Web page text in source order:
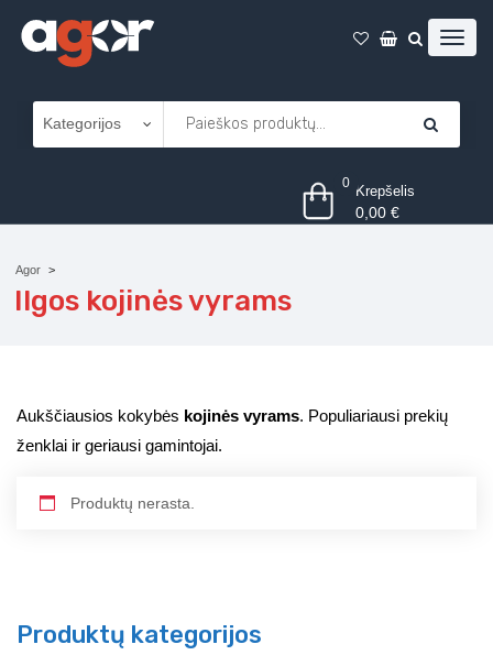
0 Krepšelis
0,00€
Agor
Ilgos kojinės vyrams
Produktų kategorijos
Aukščiausios kokybės kojinės vyrams. Populiariausi prekių
ženklai ir geriausi gamintojai.
Produktų nerasta.